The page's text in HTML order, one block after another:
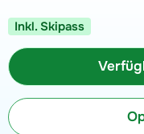
Inkl. Skipass